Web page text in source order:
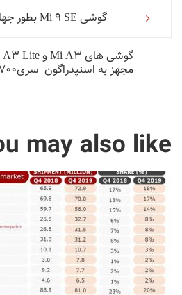
صقحه
مطلب
گوشی Mi 9 SE بطور جهانی عرضه می شود
مجهز به اسنپدراگون سری700 باشند
may also like